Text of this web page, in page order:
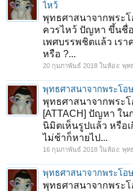
ไหว้
พุทธศาสนาจากพระ
ควรไหว้ ปัญหา ขึ้นชื่
เพศบรรพชิตแล้ว เร
หรือ ?...
20 กุมภาพันธ์ 2018 ในห้อง: พุท
พุทธศาสนาจากพระโอ
พุทธศาสนาจากพระ
[ATTACH] ปัญหา ใน
นิมิตเห็นรูปแล้ว หรือ
ไม่ช้าก็หายไป...
16 กุมภาพันธ์ 2018 ในห้อง: พุท
พุทธศาสนาจากพระโอ
พุทธศาสนาจากพระ